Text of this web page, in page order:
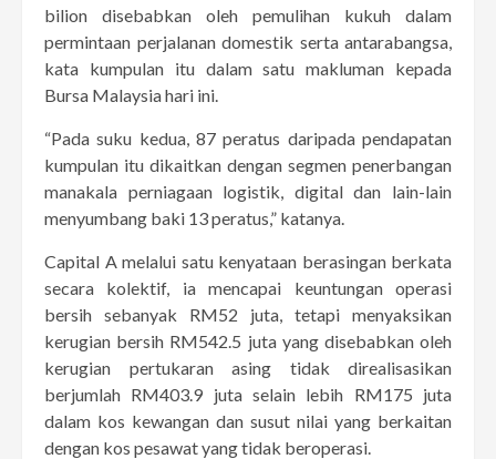
bilion disebabkan oleh pemulihan kukuh dalam
permintaan perjalanan domestik serta antarabangsa,
kata kumpulan itu dalam satu makluman kepada
Bursa Malaysia hari ini.
“Pada suku kedua, 87 peratus daripada pendapatan
kumpulan itu dikaitkan dengan segmen penerbangan
manakala perniagaan logistik, digital dan lain-lain
menyumbang baki 13 peratus,” katanya.
Capital A melalui satu kenyataan berasingan berkata
secara kolektif, ia mencapai keuntungan operasi
bersih sebanyak RM52 juta, tetapi menyaksikan
kerugian bersih RM542.5 juta yang disebabkan oleh
kerugian pertukaran asing tidak direalisasikan
berjumlah RM403.9 juta selain lebih RM175 juta
dalam kos kewangan dan susut nilai yang berkaitan
dengan kos pesawat yang tidak beroperasi.